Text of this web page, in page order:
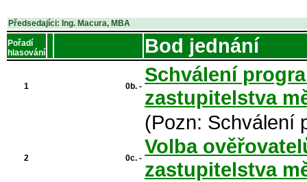
Předsedajíci: Ing. Macura, MBA
Pořadí
hlasování
Bod jednání
1 0b. -
Schválení
zastupitelstva
(Pozn: Schválení
2 0c. -
Volba
zastupitelstva